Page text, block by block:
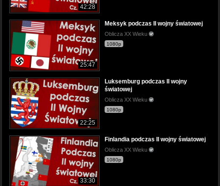
42:28
25:47
Meksyk podczas II wojny światowej
Oblicza XX Wieku
1080p
22:25
Luksemburg podczas II wojny
światowej
Oblicza XX Wieku
1080p
33:30
Finlandia podczas II wojny światowej
Oblicza XX Wieku
1080p